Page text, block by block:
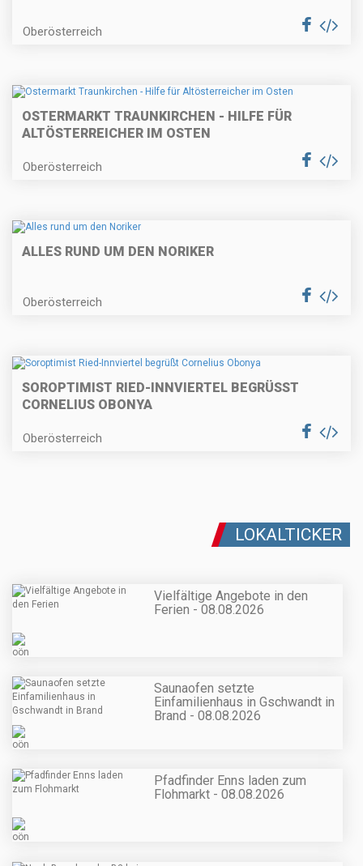
Oberösterreich
OSTERMARKT TRAUNKIRCHEN - HILFE FÜR
ALTÖSTERREICHER IM OSTEN
Oberösterreich
ALLES RUND UM DEN NORIKER
Oberösterreich
SOROPTIMIST RIED-INNVIERTEL BEGRÜSST C
ORNELIUS OBONYA
Oberösterreich
LOKALTICKER
Vielfältige Angebote in den
Ferien - 08.08.2026
Saunaofen setzte
Einfamilienhaus in Gschwandt in
Brand - 08.08.2026
Pfadfinder Enns laden zum
Flohmarkt - 08.08.2026